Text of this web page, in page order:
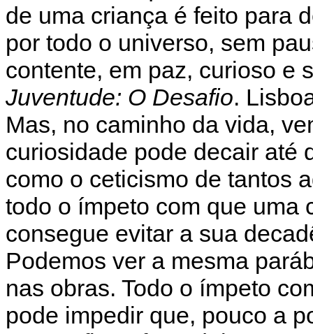
de uma criança é feito para
por todo o universo, sem
contente, em paz, curioso e
Juventude: O Desafio.
Mas, no caminho da vida,
curiosidade pode decair até
como o ceticismo de tantos
todo o ímpeto com que uma
consegue evitar a sua
Podemos ver a mesma
nas obras. Todo o ímpeto
pode impedir que, pouco a